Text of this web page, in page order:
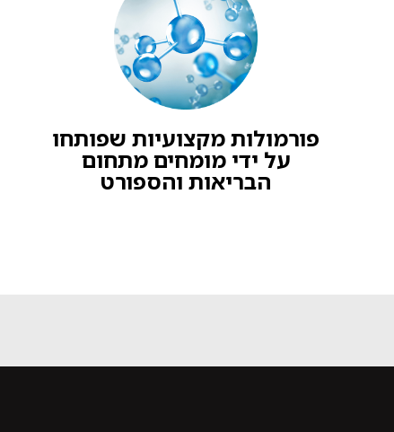
פורמולות מקצועיות שפותחו
על ידי מומחים מתחום
הבריאות והספורט